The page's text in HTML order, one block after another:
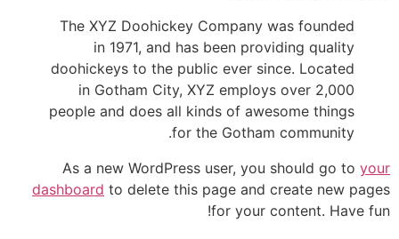
The XYZ Doohickey Company was founded
in 1971, and has been providing quality
doohickeys to the public ever since. Located
in Gotham City, XYZ employs over 2,000
people and does all kinds of awesome things
for the Gotham community.
As a new WordPress user, you should go to your
dashboard to delete this page and create new pages
for your content. Have fun!